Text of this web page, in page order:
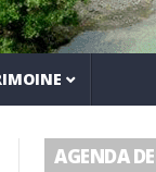
AGENDA